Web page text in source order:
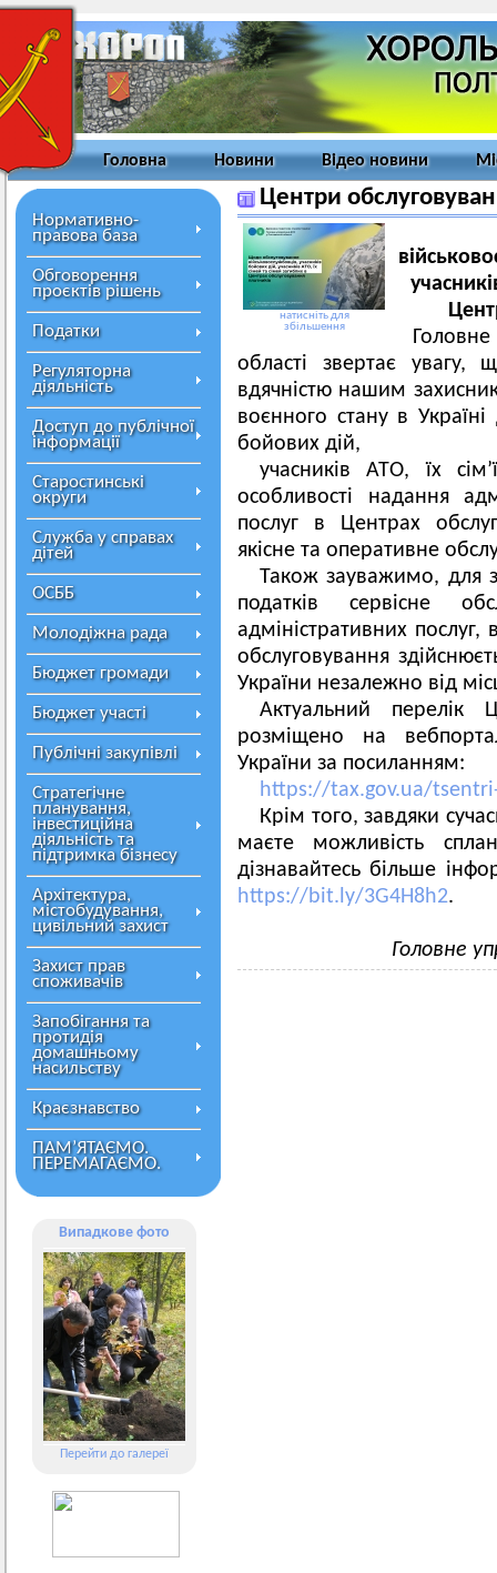
Головна Новини Відео новини
Нормативно-
правова база
Обговорення
проєктів рішень
Податки
Регуляторна
діяльність
Доступ до публічної
інформації
Старостинські
округи
Служба у справах
дітей
ОСББ
Молодіжна рада
Бюджет громади
Бюджет участі
Публічні закупівлі
Стратегічне
планування,
інвестиційна
діяльність та
підтримка бізнесу
Архітектура,
містобудування,
цивільний захист
Захист прав
споживачів
Запобігання та
протидія
домашньому
насильству
Краєзнавство
ПАМ’ЯТАЄМО.
ПЕРЕМАГАЄМО.
Випадкове фото
Перейти до галереї
Центри
натисніть для
збільшення
області звертає
вдячністю нашим
воєнного стану в Україні
бойових дій,
учасників АТО, їх
особливості надання
послуг в Центрах
якісне та оперативне
Також зауважимо, для
податків сервісне
адміністративних
обслуговування
України незалежно від
Актуальний перелік
розміщено на
України за посиланням:
https://tax.gov.ua/
Крім того, завдяки
маєте можливість
дізнавайтесь більше
https://bit.ly/3G4H8h2.
Головне